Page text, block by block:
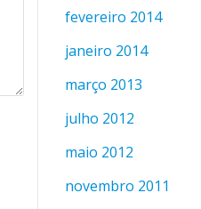
fevereiro 2014
janeiro 2014
março 2013
julho 2012
maio 2012
novembro 2011